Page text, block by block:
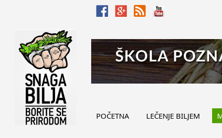
POČETNA LEČENJE BILJEM